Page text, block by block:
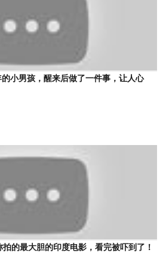
的小男孩，醒来后做了一件事，让人心
拍的最大胆的印度电影，看完被吓到了！